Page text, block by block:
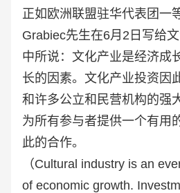
正如欧洲联盟驻华代表团一
Grabiec先生在6月2日写给
中所说：文化产业是经济成
长的因素。文化产业投资因
和许多公立和民营机构的强
为所有参与者提供一个有用
此的合作。
（Cultural industry is an
of economic growth.